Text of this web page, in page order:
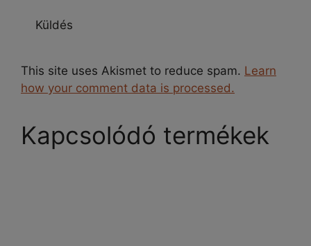
This site uses Akismet to reduce spam. Learn
how your comment data is processed.
Kapcsolódó termékek